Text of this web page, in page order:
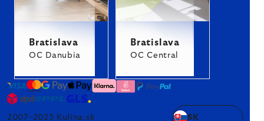
Bratislava
OC Danubia
Bratislava
OC Central
2007–2025 Kulina.sk SK